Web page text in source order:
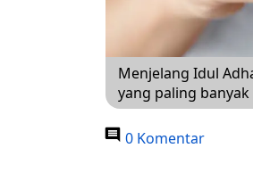
Menjelang Idul
yang paling
0 Komentar